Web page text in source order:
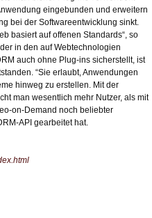
eingebunden und erweitern
bei der Softwareentwicklung sinkt.
basiert auf offenen Standards“, so
in den auf Webtechnologien
auch ohne Plug-ins sicherstellt, ist
“Sie erlaubt, Anwendungen
hinweg zu erstellen. Mit der
man wesentlich mehr Nutzer, als mit
on-Demand noch beliebter
API gearbeitet hat.